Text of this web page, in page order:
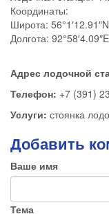
Координаты:
Широта:
Долгота:
Адрес лодочной
Телефон: +7 (391)
Услуги: стоянка
Добавить
Ваше имя
Тема